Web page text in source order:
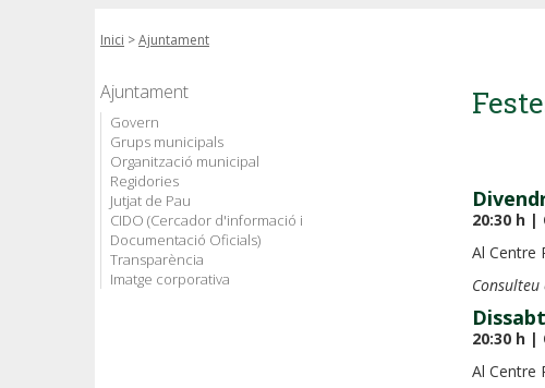
Inici >Ajuntament
Ajuntament
Govern
Grups municipals
Organització municipal
Regidories
Jutjat de Pau
CIDO (Cercador d'informació i
Documentació Oficials)
Transparència
Imatge corporativa
20:30 h |
Al Centre
20:30 h |
Al Centre